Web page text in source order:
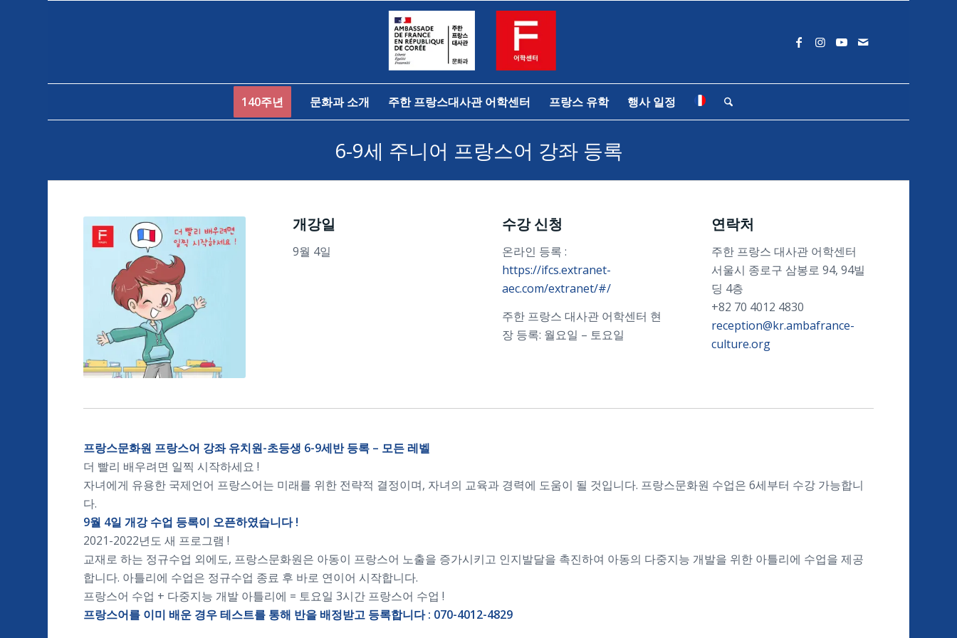
140주년 문화과 소개 주한 프랑스대사관 어학센터 프랑스 유학 행사 일정
6-9세 주니어 프랑스어 강좌 등록
개강일
9월 4일
수강 신청
온라인 등록 :
https://ifcs.extranet-
aec.com/extranet/#/
주한 프랑스 대사관 어학센터 현
장 등록: 월요일 – 토요일
연락처
주한 프랑스 대사관 어학센터
서울시 종로구 삼봉로 94, 94빌
딩 4층
+82 70 4012 4830
reception@kr.ambafrance-
culture.org
프랑스문화원 프랑스어 강좌 유치원-초등생 6-9세반 등록 – 모든 레벨
더 빨리 배우려면 일찍 시작하세요 !
자녀에게 유용한 국제언어 프랑스어는 미래를 위한 전략적 결정이며, 자녀의 교육과 경력에 도움이 될 것입니다. 프랑스문화원 수업은 6세부터 수강 가능합니
다.
9월 4일 개강 수업 등록이 오픈하였습니다 !
2021-2022년도 새 프로그램 !
교재로 하는 정규수업 외에도, 프랑스문화원은 아동이 프랑스어 노출을 증가시키고 인지발달을 촉진하여 아동의 다중지능 개발을 위한 아틀리에 수업을 제공
합니다. 아틀리에 수업은 정규수업 종료 후 바로 연이어 시작합니다.
프랑스어 수업 + 다중지능 개발 아틀리에 = 토요일 3시간 프랑스어 수업 !
프랑스어를 이미 배운 경우 테스트를 통해 반을 배정받고 등록합니다 : 070-4012-4829